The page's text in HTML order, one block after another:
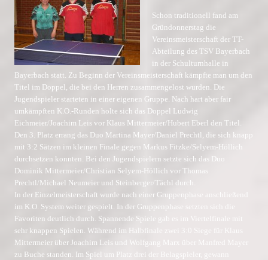
Schon traditionell fand am
Gründonnerstag die
Vereinsmeisterschaft der TT-
Abteilung des TSV Bayerbach
in der Schulturnhalle in
Bayerbach statt. Zu Beginn der Vereinsmeisterschaft kämpfte man um den
Titel im Doppel, die bei den Herren zusammengelost wurden. Die
Jugendspieler starteten in einer eigenen Gruppe. Nach hart aber fair
umkämpften K.O.-Runden holte sich das Doppel Ludwig
Eichmeier/Joachim Leis vor Klaus Mittermeier/Hubert Eberl den Titel.
Den 3. Platz errang das Duo Martina Mayer/Daniel Prechtl, die sich knapp
mit 3:2 Sätzen im kleinen Finale gegen Markus Fitzke/Selyem-Höllich
durchsetzen konnten. Bei den Jugendspielern setzte sich das Duo
Dominik Mittermeier/Christian Selyem-Höllich vor Thomas
Prechtl/Michael Neumeier und Steinberger/Tächl durch.
In der Einzelmeisterschaft wurde nach einer Gruppenphase anschließend
im K.O. System weiter gespielt. In der Gruppenphase setzten sich die
Favoriten deutlich durch. Spannende Spiele gab es im Viertelfinale mit
sehr knappen Spielen. Während im Halbfinale zwei 3:0 Siege für Klaus
Mittermeier über Joachim Leis und Wolfgang Marx über Manfred Mayer
zu Buche standen. Im Spiel um Platz drei der Belagspieler, gewann